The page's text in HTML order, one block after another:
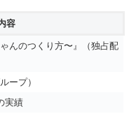
容
んのつくり方〜』（独占配
ープ）
実績